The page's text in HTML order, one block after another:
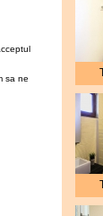
sa ne